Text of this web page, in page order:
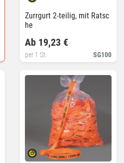
Zurrgurt 2-teilig, mit Ratsc
he
SG100
Ab 19,23 €
per 1 St.